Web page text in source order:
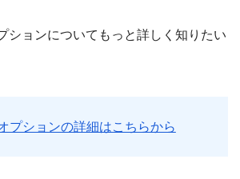
ションについてもっと詳しく知りたい
プションの詳細はこちらから